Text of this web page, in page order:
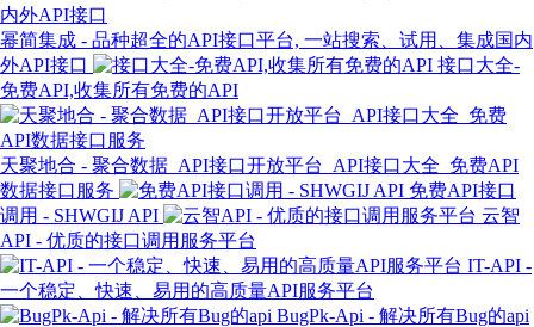
幂简集成 - 品种超全的API接口平台, 一站搜索、试用、集成国内
外API接口
接口大全-
免费API,收集所有免费的API
天聚地合 - 聚合数据_API接口开放平台_API接口大全_免费API
数据接口服务
免费API接口
调用 - SHWGIJ API
云智
API - 优质的接口调用服务平台
IT-API -
一个稳定、快速、易用的高质量API服务平台
BugPk-Api - 解决所有Bug的api